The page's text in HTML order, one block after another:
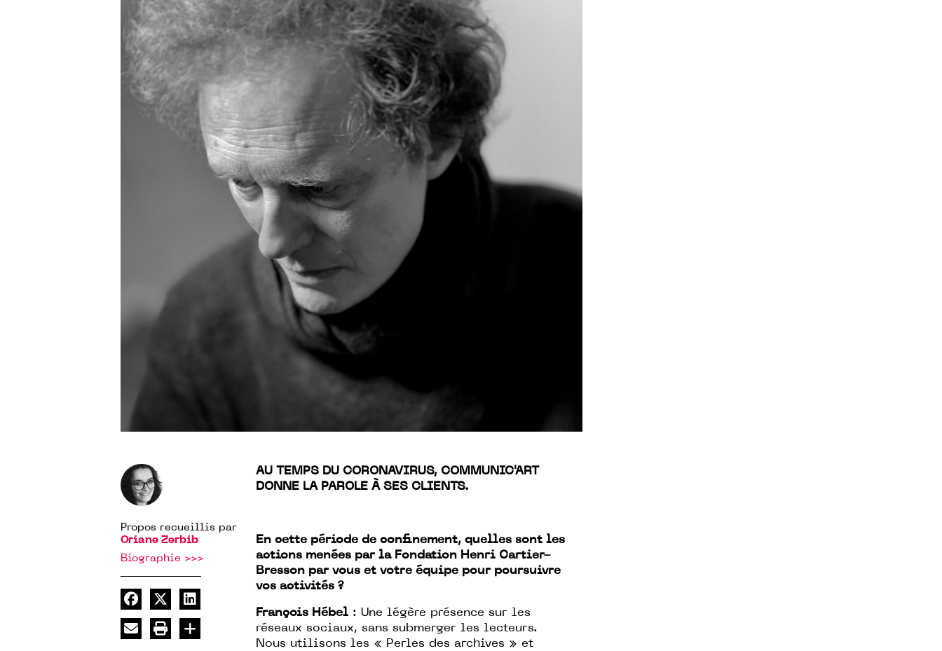
Propos recueillis par
Oriane Zerbib
Biographie >>>
AU TEMPS DU CORONAVIRUS, COMMUNIC'ART
DONNE LA PAROLE À SES CLIENTS.
En cette période de confinement, quelles sont les
actions menées par la Fondation Henri Cartier-
Bresson par vous et votre équipe pour poursuivre
vos activités ?
François Hébel : Une légère présence sur les
réseaux sociaux, sans submerger les lecteurs.
Nous utilisons les « Perles des archives » et